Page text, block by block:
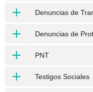
Denuncias de
Denuncias de
PNT
Testigos Sociales